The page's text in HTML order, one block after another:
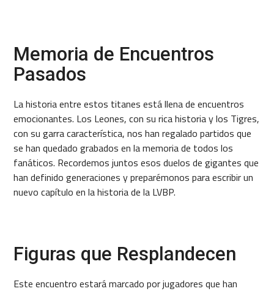
Memoria de Encuentros
Pasados
La historia entre estos titanes está llena de encuentros
emocionantes. Los Leones, con su rica historia y los Tigres,
con su garra característica, nos han regalado partidos que
se han quedado grabados en la memoria de todos los
fanáticos. Recordemos juntos esos duelos de gigantes que
han definido generaciones y preparémonos para escribir un
nuevo capítulo en la historia de la LVBP.
Figuras que Resplandecen
Este encuentro estará marcado por jugadores que han